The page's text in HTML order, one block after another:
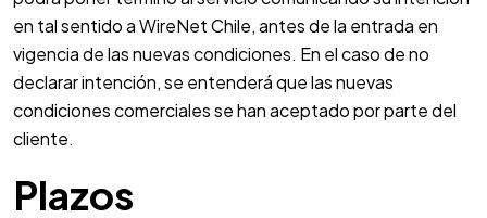
en tal sentido a WireNet Chile, antes de la entrada en
vigencia de las nuevas condiciones. En el caso de no
declarar intención, se entenderá que las nuevas
condiciones comerciales se han aceptado por parte del
cliente.
Plazos